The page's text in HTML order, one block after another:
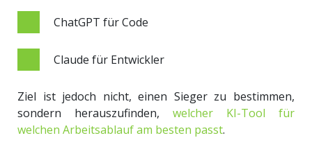
ChatGPT für Code
Claude für Entwickler
Ziel ist jedoch nicht, einen Sieger zu bestimmen,
sondern herauszufinden, welcher KI-Tool für
welchen Arbeitsablauf am besten passt.